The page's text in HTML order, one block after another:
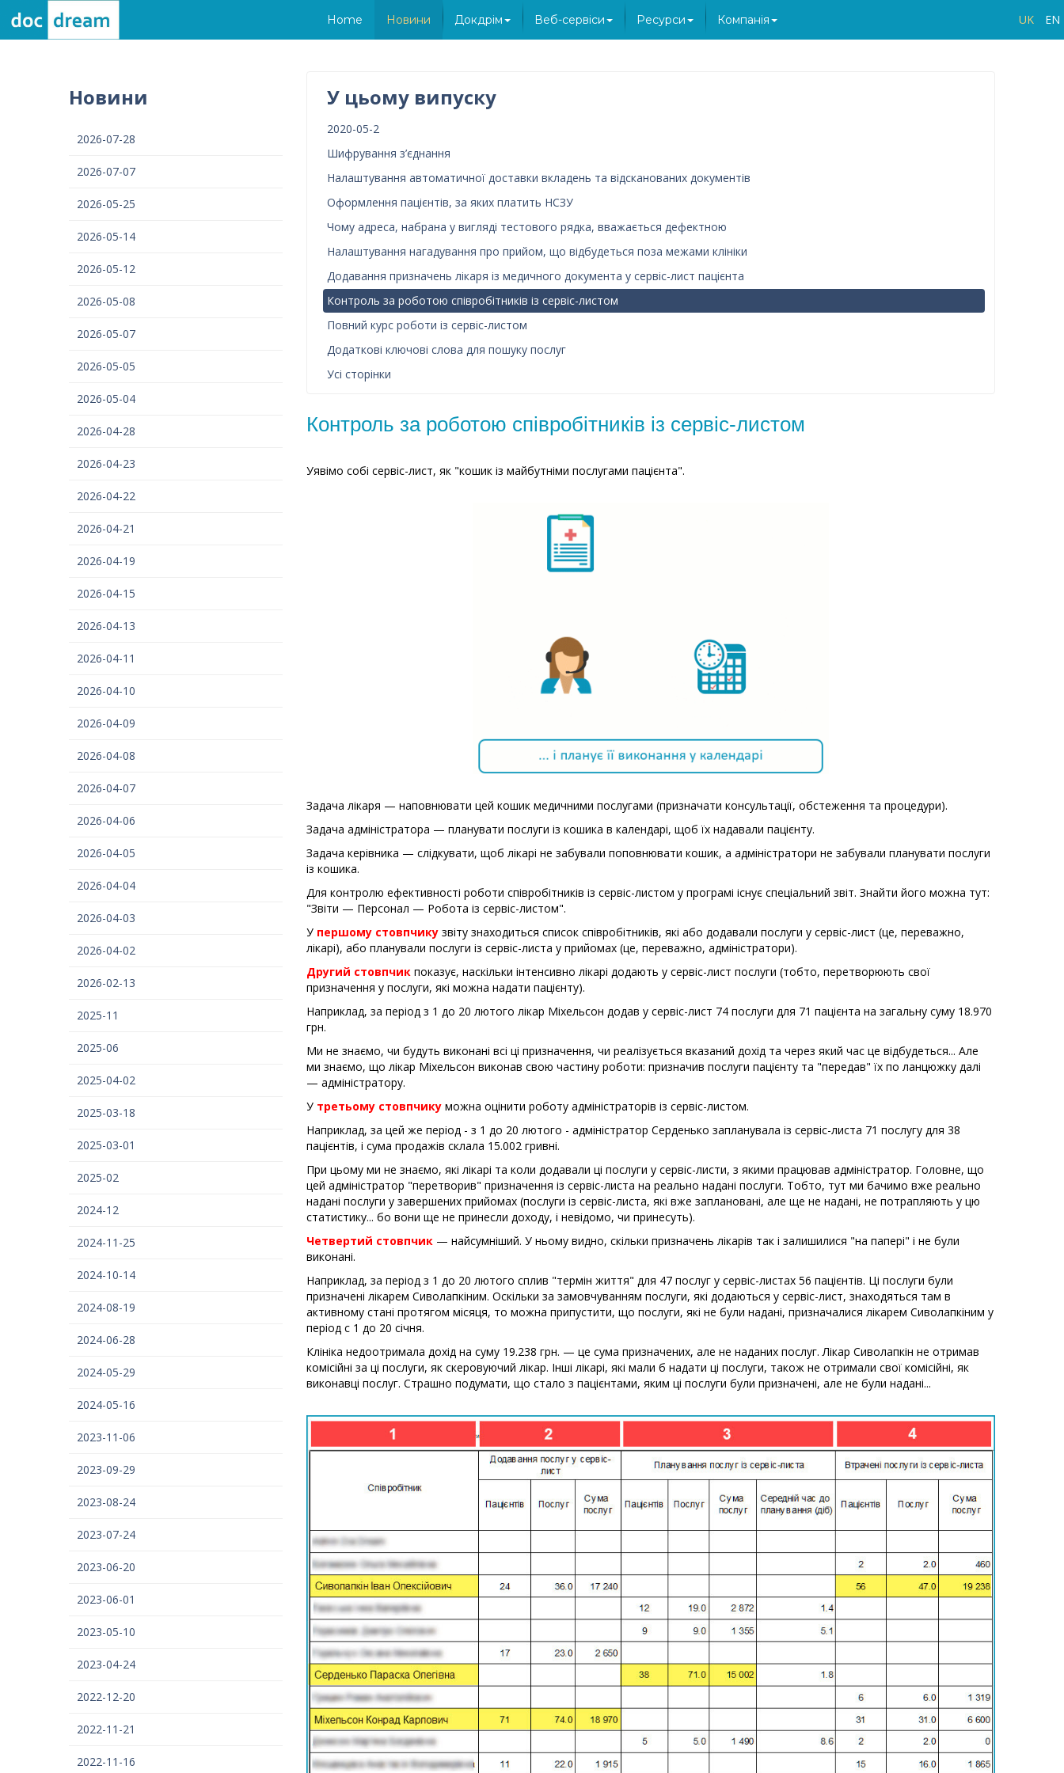
Home Новини Докдрім Веб-сервіси Ресурси Компанія UK EN
Новини
2026-07-28
2026-07-07
2026-05-25
2026-05-14
2026-05-12
2026-05-08
2026-05-07
2026-05-05
2026-05-04
2026-04-28
2026-04-23
2026-04-22
2026-04-21
2026-04-19
2026-04-15
2026-04-13
2026-04-11
2026-04-10
2026-04-09
2026-04-08
2026-04-07
2026-04-06
2026-04-05
2026-04-04
2026-04-03
2026-04-02
2026-02-13
2025-11
2025-06
2025-04-02
2025-03-18
2025-03-01
2025-02
2024-12
2024-11-25
2024-10-14
2024-08-19
2024-06-28
2024-05-29
2024-05-16
2023-11-06
2023-09-29
2023-08-24
2023-07-24
2023-06-20
2023-06-01
2023-05-10
2023-04-24
2022-12-20
2022-11-21
2022-11-16
У цьому випуску
2020-05-2
Шифрування з’єднання
Налаштування автоматичної доставки вкладень та відсканованих документів
Оформлення пацієнтів, за яких платить НСЗУ
Чому адреса, набрана у вигляді тестового рядка, вважається дефектною
Налаштування нагадування про прийом, що відбудеться поза межами клініки
Додавання призначень лікаря із медичного документа у сервіс-лист пацієнта
Контроль за роботою співробітників із сервіс-листом
Повний курс роботи із сервіс-листом
Додаткові ключові слова для пошуку послуг
Усі сторінки
Контроль за роботою співробітників із сервіс-листом
Уявімо собі сервіс-лист, як "кошик із майбутніми послугами пацієнта".
Задача лікаря — наповнювати цей кошик медичними послугами (призначати консультації, обстеження та процедури).
Задача адміністратора — планувати послуги із кошика в календарі, щоб їх надавали пацієнту.
Задача керівника — слідкувати, щоб лікарі не забували поповнювати кошик, а адміністратори не забували планувати послуги
із кошика.
Для контролю ефективності роботи співробітників із сервіс-листом у програмі існує спеціальний звіт. Знайти його можна тут:
"Звіти — Персонал — Робота із сервіс-листом".
У першому стовпчику звіту знаходиться список співробітників, які або додавали послуги у сервіс-лист (це, переважно,
лікарі), або планували послуги із сервіс-листа у прийомах (це, переважно, адміністратори).
Другий стовпчик показує, наскільки інтенсивно лікарі додають у сервіс-лист послуги (тобто, перетворюють свої
призначення у послуги, які можна надати пацієнту).
Наприклад, за період з 1 до 20 лютого лікар Міхельсон додав у сервіс-лист 74 послуги для 71 пацієнта на загальну суму 18.970
грн.
Ми не знаємо, чи будуть виконані всі ці призначення, чи реалізується вказаний дохід та через який час це відбудеться... Але
ми знаємо, що лікар Міхельсон виконав свою частину роботи: призначив послуги пацієнту та "передав" їх по ланцюжку далі
— адміністратору.
У третьому стовпчику можна оцінити роботу адміністраторів із сервіс-листом.
Наприклад, за цей же період - з 1 до 20 лютого - адміністратор Серденько запланувала із сервіс-листа 71 послугу для 38
пацієнтів, і сума продажів склала 15.002 гривні.
При цьому ми не знаємо, які лікарі та коли додавали ці послуги у сервіс-листи, з якими працював адміністратор. Головне, що
цей адміністратор "перетворив" призначення із сервіс-листа на реально надані послуги. Тобто, тут ми бачимо вже реально
надані послуги у завершених прийомах (послуги із сервіс-листа, які вже заплановані, але ще не надані, не потрапляють у цю
статистику... бо вони ще не принесли доходу, і невідомо, чи принесуть).
Четвертий стовпчик — найсумніший. У ньому видно, скільки призначень лікарів так і залишилися "на папері" і не були
виконані.
Наприклад, за період з 1 до 20 лютого сплив "термін життя" для 47 послуг у сервіс-листах 56 пацієнтів. Ці послуги були
призначені лікарем Сиволапкіним. Оскільки за замовчуванням послуги, які додаються у сервіс-лист, знаходяться там в
активному стані протягом місяця, то можна припустити, що послуги, які не були надані, призначалися лікарем Сиволапкіним у
період с 1 до 20 січня.
Клініка недоотримала дохід на суму 19.238 грн. — це сума призначених, але не наданих послуг. Лікар Сиволапкін не отримав
комісійні за ці послуги, як скеровуючий лікар. Інші лікарі, які мали б надати ці послуги, також не отримали свої комісійні, як
виконавці послуг. Страшно подумати, що стало з пацієнтами, яким ці послуги були призначені, але не були надані...